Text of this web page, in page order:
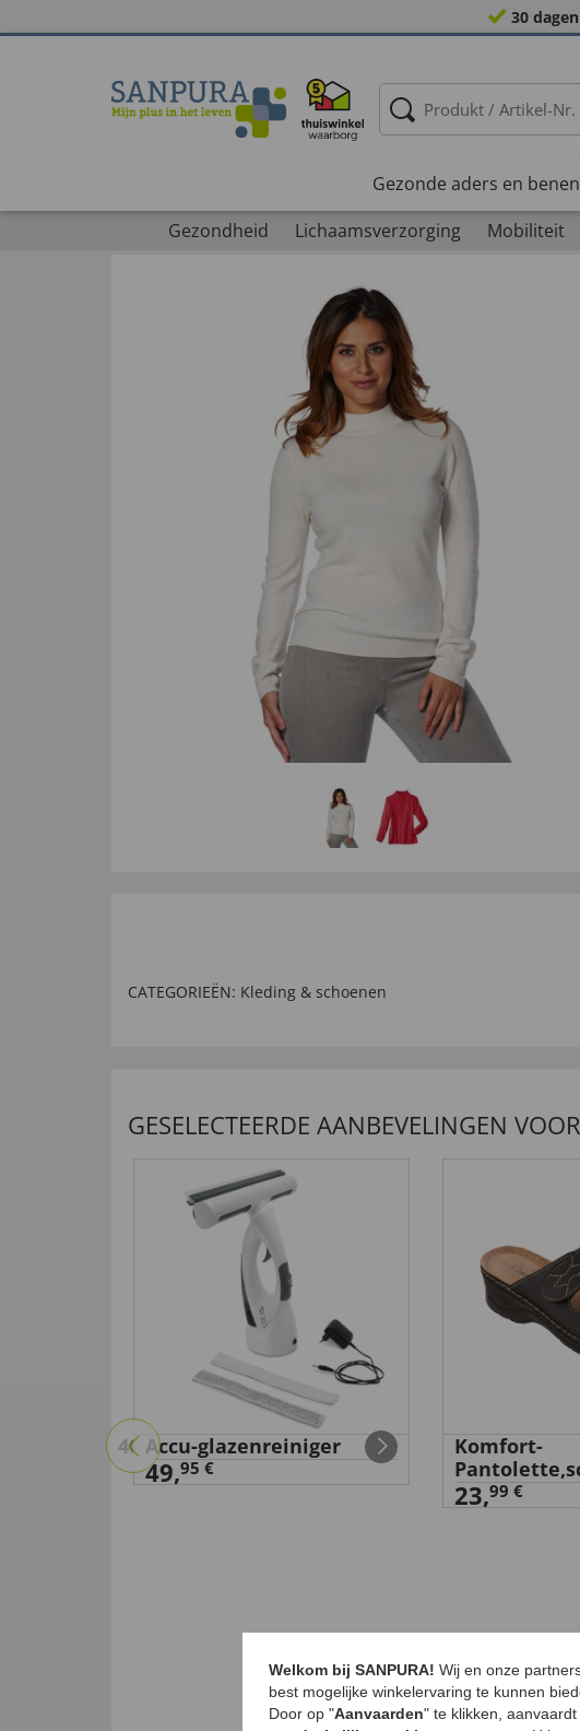
30
Gezonde aders en benen
Gezondheid
Lichaamsverzorging Mobiliteit
CATEGORIEËN: Kleding & schoenen
GESELECTEERDE AANBEVELINGEN
Accu-glazenreiniger
49,95 €
Komfort-
23,99 €
Welkom bij SANPURA! Wij en onze
best mogelijke winkelervaring te kunnen
Door op "Aanvaarden" te klikken,